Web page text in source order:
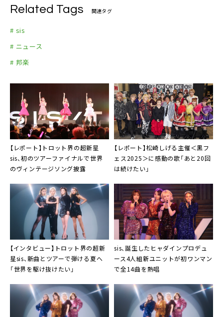
Related Tags 関連タグ
# sis
# ニュース
# 邦楽
【レポート】トロット界の超新星
sis、初のツアーファイナルで世界
のヴィンテージソング披露
【レポート】松崎しげる主催＜黒フ
ェス2025＞に感動の歌「あと20回
は続けたい」
【インタビュー】トロット界の超新
星sis、新曲とツアーで弾ける夏へ
「世界を駆け抜けたい」
sis、誕生したヒャダインプロデュ
ース4人組新ユニットが初ワンマン
で全14曲を熱唱